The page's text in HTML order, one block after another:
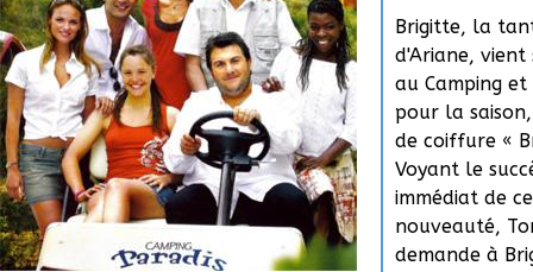
Brigitte, la
d'Ariane,
au Camping
pour la
de coiffure «
Voyant le
immédiat de
nouveauté,
demande à